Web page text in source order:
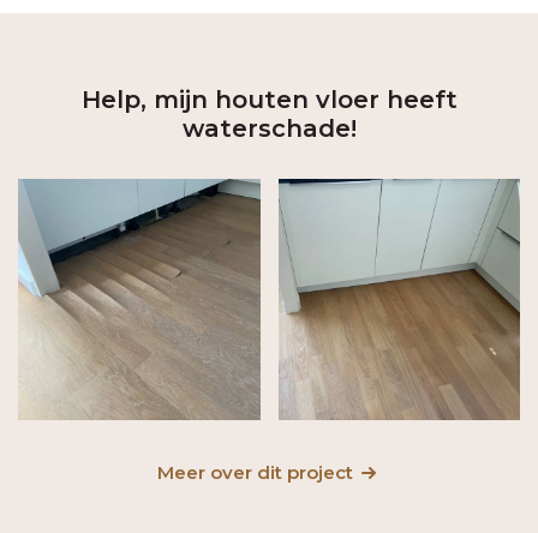
Help, mijn houten vloer heeft
waterschade!
Meer over dit project